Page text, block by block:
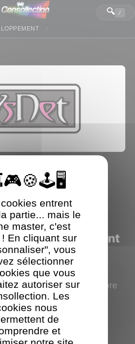
🔍 /
2008
de développement
de développement de
Yū Suzuki en novembre
des cookies
entrent
partie... mais le
master, c'est
En cliquant sur
vous
sélectionner
que vous
autoriser sur
Les
nous
de
et